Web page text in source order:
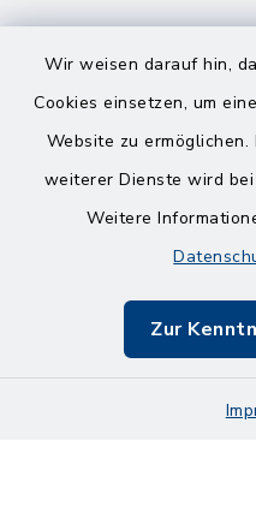
Wir weisen darauf hin,
Cookies einsetzen, um
Website zu
weiterer Dienste wird
Weitere
Zur